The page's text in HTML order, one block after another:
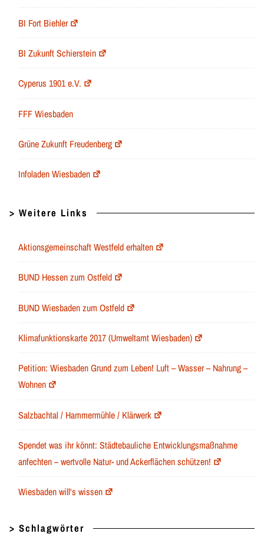
BI Fort Biehler
BI Zukunft Schierstein
Cyperus 1901 e.V.
FFF Wiesbaden
Grüne Zukunft Freudenberg
Infoladen Wiesbaden
> Weitere Links
Aktionsgemeinschaft Westfeld erhalten
BUND Hessen zum Ostfeld
BUND Wiesbaden zum Ostfeld
Klimafunktionskarte 2017 (Umweltamt Wiesbaden)
Petition: Wiesbaden Grund zum Leben! Luft – Wasser – Nahrung –
Wohnen
Salzbachtal / Hammermühle / Klärwerk
Spendet was ihr könnt: Städtebauliche Entwicklungsmaßnahme
anfechten – wertvolle Natur- und Ackerflächen schützen!
Wiesbaden will's wissen
> Schlagwörter